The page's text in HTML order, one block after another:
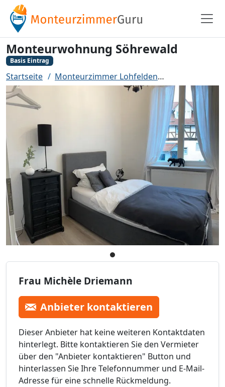
Monteurwohnung Söhrewald
Basis Eintrag
Startseite Monteurzimmer Lohfelden
Frau Michèle Driemann
Anbieter kontaktieren
Dieser Anbieter hat keine weiteren Kontaktdaten
hinterlegt. Bitte kontaktieren Sie den Vermieter
über den "Anbieter kontaktieren" Button und
hinterlassen Sie Ihre Telefonnummer und E-Mail-
Adresse für eine schnelle Rückmeldung.